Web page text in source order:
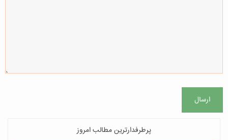
ارسال
پرطرفدارترین مطالب امروز